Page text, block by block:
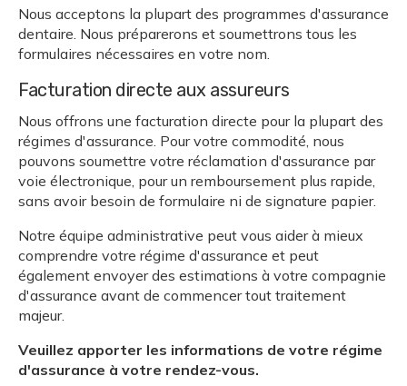
Nous acceptons la plupart des programmes d'assurance
dentaire. Nous préparerons et soumettrons tous les
formulaires nécessaires en votre nom.
Facturation directe aux assureurs
Nous offrons une facturation directe pour la plupart des
régimes d'assurance. Pour votre commodité, nous
pouvons soumettre votre réclamation d'assurance par
voie électronique, pour un remboursement plus rapide,
sans avoir besoin de formulaire ni de signature papier.
Notre équipe administrative peut vous aider à mieux
comprendre votre régime d'assurance et peut
également envoyer des estimations à votre compagnie
d'assurance avant de commencer tout traitement
majeur.
Veuillez apporter les informations de votre régime
d'assurance à votre rendez-vous.